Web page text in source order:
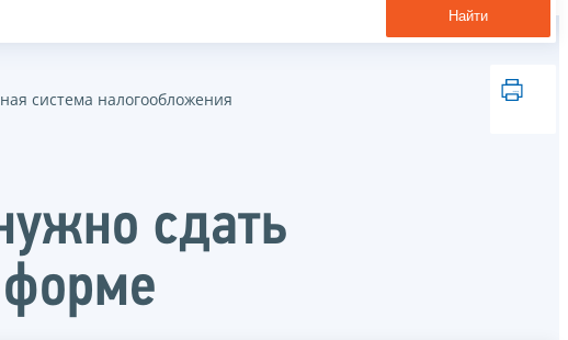
Найти
система налогообложения
сдать